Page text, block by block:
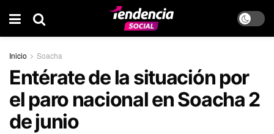
Inicio Soacha
Entérate de la situación por
el paro nacional en Soacha 2
de junio